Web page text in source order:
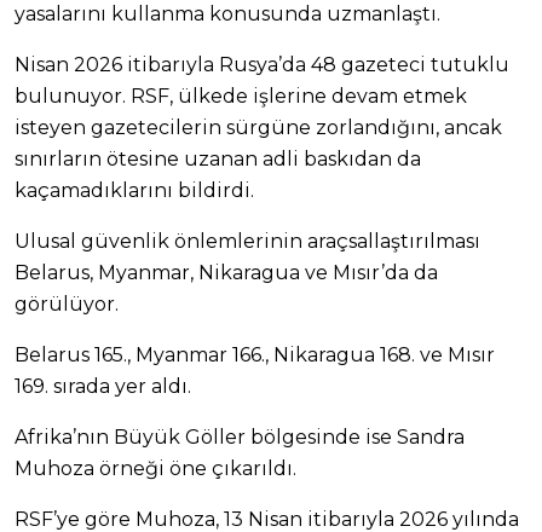
yasalarını kullanma konusunda uzmanlaştı.
Nisan 2026 itibarıyla Rusya’da 48 gazeteci tutuklu
bulunuyor. RSF, ülkede işlerine devam etmek
isteyen gazetecilerin sürgüne zorlandığını, ancak
sınırların ötesine uzanan adli baskıdan da
kaçamadıklarını bildirdi.
Ulusal güvenlik önlemlerinin araçsallaştırılması
Belarus, Myanmar, Nikaragua ve Mısır’da da
görülüyor.
Belarus 165., Myanmar 166., Nikaragua 168. ve Mısır
169. sırada yer aldı.
Afrika’nın Büyük Göller bölgesinde ise Sandra
Muhoza örneği öne çıkarıldı.
RSF’ye göre Muhoza, 13 Nisan itibarıyla 2026 yılında